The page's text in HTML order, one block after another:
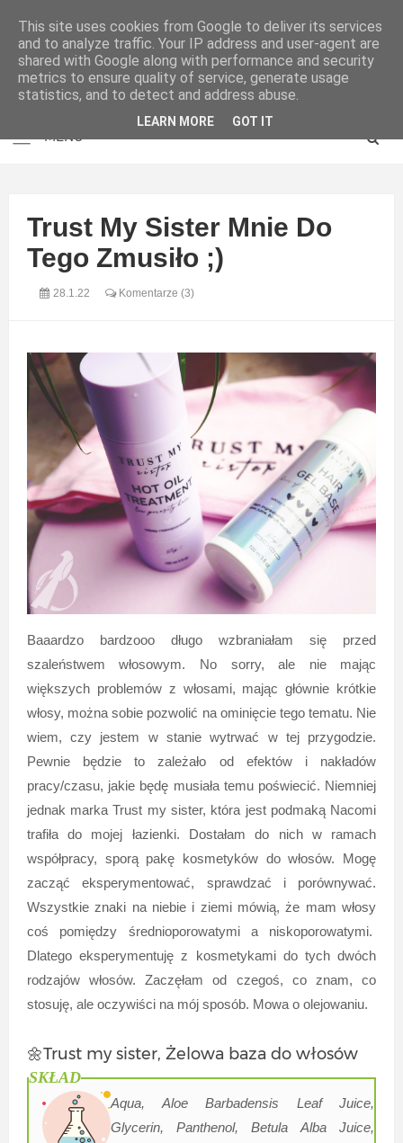
Trust My Sister Mnie Do
Tego Zmusiło ;)
28.1.22 Komentarze (3)
Baaardzo bardzooo długo wzbraniałam się przed
szaleństwem włosowym. No sorry, ale nie mając
większych problemów z włosami, mając głównie krótkie
włosy, można sobie pozwolić na ominięcie tego tematu. Nie
wiem, czy jestem w stanie wytrwać w tej przygodzie.
Pewnie będzie to zależało od efektów i nakładów
pracy/czasu, jakie będę musiała temu poświecić. Niemniej
jednak marka Trust my sister, która jest podmaką Nacomi
trafiła do mojej łazienki. Dostałam do nich w ramach
współpracy, sporą pakę kosmetyków do włosów. Mogę
zacząć eksperymentować, sprawdzać i porównywać.
Wszystkie znaki na niebie i ziemi mówią, że mam włosy
coś pomiędzy średnioporowatymi a niskoporowatymi.
Dlatego eksperymentuję z kosmetykami do tych dwóch
rodzajów włosów. Zaczęłam od czegoś, co znam, co
stosuję, ale oczywiści na mój sposób. Mowa o olejowaniu.
🌼Trust my sister, Żelowa baza do włosów
SKŁAD
Aqua, Aloe Barbadensis Leaf Juice,
Glycerin, Panthenol, Betula Alba Juice,
This site uses cookies from Google to deliver its services
and to analyze traffic. Your IP address and user-agent are
shared with Google along with performance and security
metrics to ensure quality of service, generate usage
statistics, and to detect and address abuse.
LEARN MORE GOT IT